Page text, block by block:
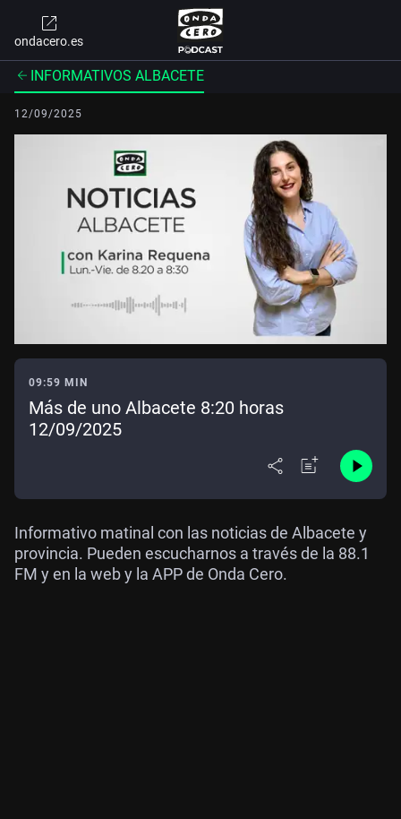
ondacero.es
INFORMATIVOS ALBACETE
12/09/2025
09:59 MIN
Más de uno Albacete 8:20 horas
12/09/2025
Informativo matinal con las noticias de Albacete y
provincia. Pueden escucharnos a través de la 88.1
FM y en la web y la APP de Onda Cero.